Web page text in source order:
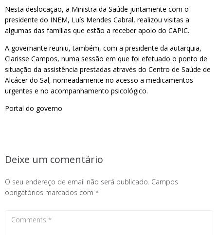
Nesta deslocação, a Ministra da Saúde juntamente com o
presidente do INEM, Luís Mendes Cabral, realizou visitas a
algumas das famílias que estão a receber apoio do CAPIC.
A governante reuniu, também, com a presidente da autarquia,
Clarisse Campos, numa sessão em que foi efetuado o ponto de
situação da assistência prestadas através do Centro de Saúde de
Alcácer do Sal, nomeadamente no acesso a medicamentos
urgentes e no acompanhamento psicológico.
Portal do governo
Deixe um comentário
O seu endereço de email não será publicado. Campos
obrigatórios marcados com *